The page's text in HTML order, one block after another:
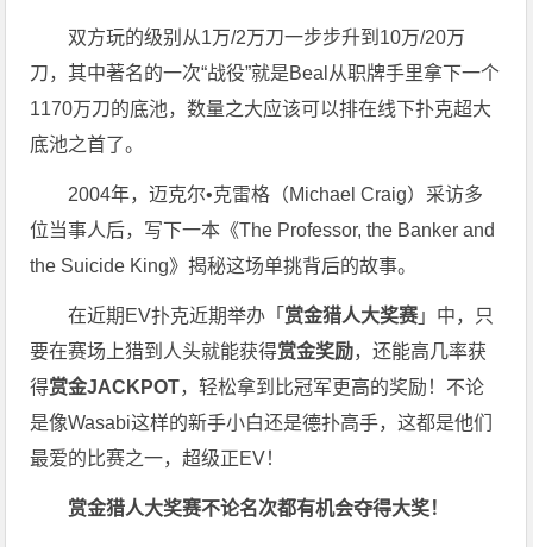
双方玩的级别从1万/2万刀一步步升到10万/20万
刀，其中著名的一次“战役”就是Beal从职牌手里拿下一个
1170万刀的底池，数量之大应该可以排在线下扑克超大
底池之首了。
2004年，迈克尔•克雷格（Michael Craig）采访多
位当事人后，写下一本《The Professor, the Banker and
the Suicide King》揭秘这场单挑背后的故事。
在近期EV扑克近期举办「 赏金猎人大奖赛」中，只
要在赛场上猎到人头就能获得赏金奖励，还能高几率获
得赏金JACKPOT，轻松拿到比冠军更高的奖励！不论
是像Wasabi这样的新手小白还是德扑高手，这都是他们
最爱的比赛之一，超级正EV！
赏金猎人大奖赛不论名次都有机会夺得大奖！